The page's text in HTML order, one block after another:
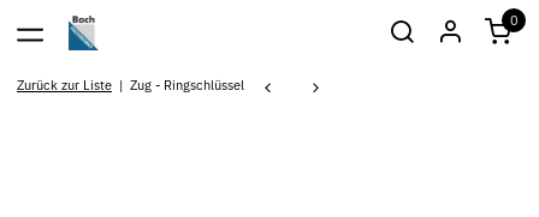
0
Zurück zur Liste Zug - Ringschlüssel